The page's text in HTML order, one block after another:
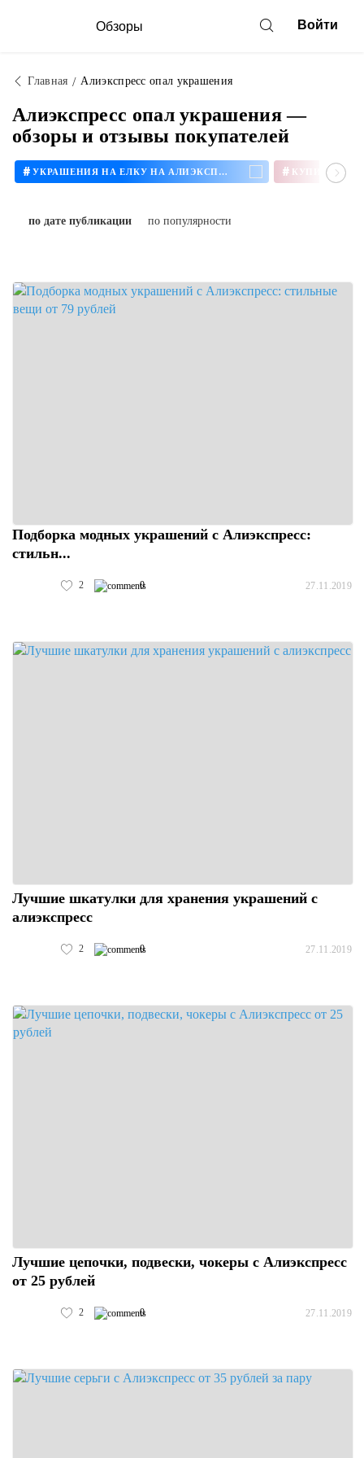
Обзоры Войти
Главная Алиэкспресс опал украшения
Алиэкспресс опал украшения —
обзоры и отзывы покупателей
# УКРАШЕНИЯ НА ЕЛКУ НА АЛИЭКСПРЕСС #
по дате публикации по популярности
Подборка модных украшений с Алиэкспресс:
стильн...
2 0 27.11.2019
Лучшие шкатулки для хранения украшений с
алиэкспресс
2 0 27.11.2019
Лучшие цепочки, подвески, чокеры с Алиэкспресс
от 25 рублей
2 0 27.11.2019